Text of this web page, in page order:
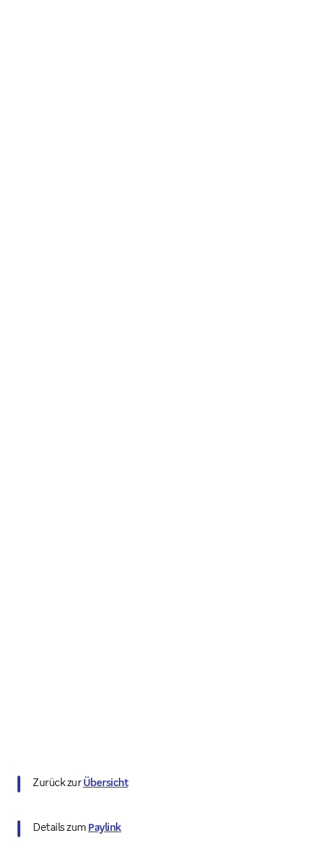
Zurück zurÜbersicht
Details zum Paylink